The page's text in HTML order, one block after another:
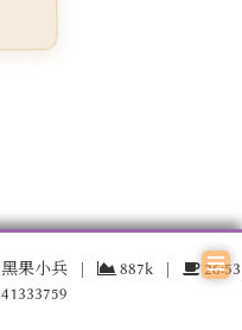
黑果小兵 | 887k |
26:53
41333759